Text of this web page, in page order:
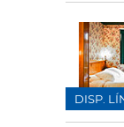
DISP.